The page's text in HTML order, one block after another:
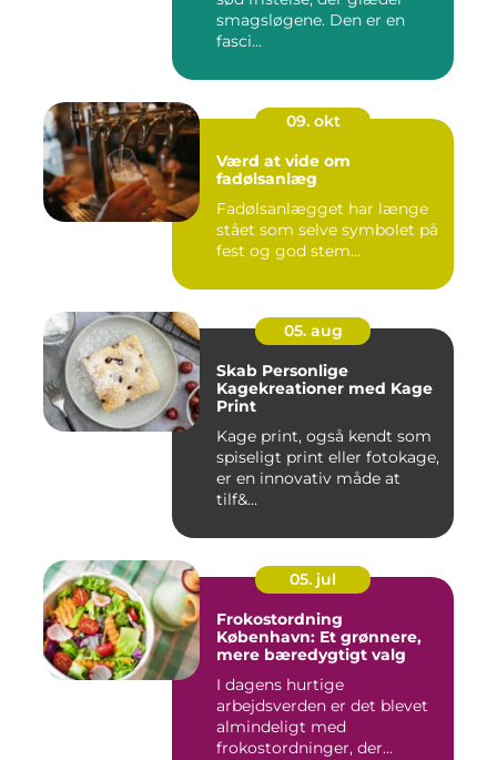
smagsløgene. Den er en
fasci...
09. okt
Værd at vide om
fadølsanlæg
Fadølsanlægget har længe
stået som selve symbolet på
fest og god stem...
05. aug
Skab Personlige
Kagekreationer med Kage
Print
Kage print, også kendt som
spiseligt print eller fotokage,
er en innovativ måde at
tilf&...
05. jul
Frokostordning
København: Et grønnere,
mere bæredygtigt valg
I dagens hurtige
arbejdsverden er det blevet
almindeligt med
frokostordninger, der